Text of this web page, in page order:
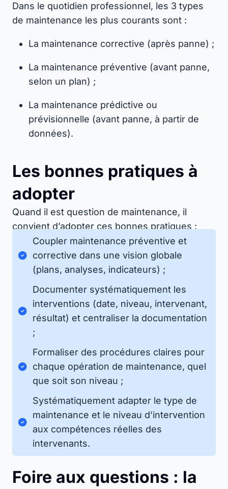
Dans le quotidien professionnel, les 3 types
de maintenance les plus courants sont :
La maintenance corrective (après panne) ;
La maintenance préventive (avant panne,
selon un plan) ;
La maintenance prédictive ou
prévisionnelle (avant panne, à partir de
données).
Les bonnes pratiques à
adopter
Quand il est question de maintenance, il
convient d’adopter ces bonnes pratiques :
Coupler maintenance préventive et
corrective dans une vision globale
(plans, analyses, indicateurs) ;
Documenter systématiquement les
interventions (date, niveau, intervenant,
résultat) et centraliser la documentation
;
Formaliser des procédures claires pour
chaque opération de maintenance, quel
que soit son niveau ;
Systématiquement adapter le type de
maintenance et le niveau d’intervention
aux compétences réelles des
intervenants.
Foire aux questions : la